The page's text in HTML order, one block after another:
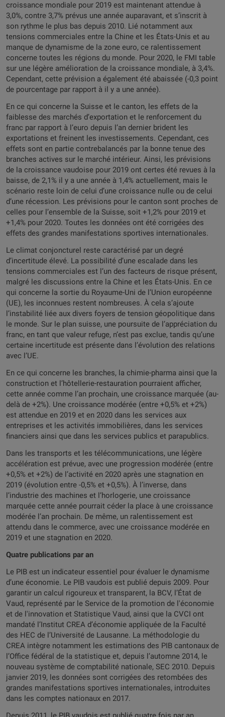
croissance mondiale pour 2019 est maintenant attendue à
3,0%, contre 3,7% prévus une année auparavant, et s’inscrit à
son rythme le plus bas depuis 2010. Lié notamment aux
tensions commerciales entre la Chine et les États-Unis et au
manque de dynamisme de la zone euro, ce ralentissement
concerne toutes les régions du monde. Pour 2020, le FMI table
sur une légère amélioration de la croissance mondiale, à 3,4%.
Cependant, cette prévision a également été abaissée (-0,3 point
de pourcentage par rapport à il y a une année).
En ce qui concerne la Suisse et le canton, les effets de la
faiblesse des marchés d’exportation et le renforcement du
franc par rapport à l’euro depuis l’an dernier brident les
exportations et freinent les investissements. Cependant, ces
effets sont en partie contrebalancés par la bonne tenue des
branches actives sur le marché intérieur. Ainsi, les prévisions
de la croissance vaudoise pour 2019 ont certes été revues à la
baisse, de 2,1% il y a une année à 1,4% actuellement, mais le
scénario reste loin de celui d’une croissance nulle ou de celui
d’une récession. Les prévisions pour le canton sont proches de
celles pour l’ensemble de la Suisse, soit +1,2% pour 2019 et
+1,4% pour 2020. Toutes les données ont été corrigées des
effets des grandes manifestations sportives internationales.
Le climat conjoncturel reste caractérisé par un degré
d’incertitude élevé. La possibilité d’une escalade dans les
tensions commerciales est l’un des facteurs de risque présent,
malgré les discussions entre la Chine et les États-Unis. En ce
qui concerne la sortie du Royaume-Uni de l’Union européenne
(UE), les inconnues restent nombreuses. À cela s’ajoute
l’instabilité liée aux divers foyers de tension géopolitique dans
le monde. Sur le plan suisse, une poursuite de l’appréciation du
franc, en tant que valeur refuge, n’est pas exclue, tandis qu’une
certaine incertitude est présente dans l’évolution des relations
avec l’UE.
En ce qui concerne les branches, la chimie-pharma ainsi que la
construction et l’hôtellerie-restauration pourraient afficher,
cette année comme l’an prochain, une croissance marquée (au-
delà de +2%). Une croissance modérée (entre +0,5% et +2%)
est attendue en 2019 et en 2020 dans les services aux
entreprises et les activités immobilières, dans les services
financiers ainsi que dans les services publics et parapublics.
Dans les transports et les télécommunications, une légère
accélération est prévue, avec une progression modérée (entre
+0,5% et +2%) de l’activité en 2020 après une stagnation en
2019 (évolution entre -0,5% et +0,5%). À l’inverse, dans
l’industrie des machines et l’horlogerie, une croissance
marquée cette année pourrait céder la place à une croissance
modérée l’an prochain. De même, un ralentissement est
attendu dans le commerce, avec une croissance modérée en
2019 et une stagnation en 2020.
Quatre publications par an
Le PIB est un indicateur essentiel pour évaluer le dynamisme
d’une économie. Le PIB vaudois est publié depuis 2009. Pour
garantir un calcul rigoureux et transparent, la BCV, l’État de
Vaud, représenté par le Service de la promotion de l'économie
et de l'innovation et Statistique Vaud, ainsi que la CVCI ont
mandaté l’Institut CREA d’économie appliquée de la Faculté
des HEC de l’Université de Lausanne. La méthodologie du
CREA intègre notamment les estimations des PIB cantonaux de
l’Office fédéral de la statistique et, depuis l’automne 2014, le
nouveau système de comptabilité nationale, SEC 2010. Depuis
janvier 2019, les données sont corrigées des retombées des
grandes manifestations sportives internationales, introduites
dans les comptes nationaux en 2017.